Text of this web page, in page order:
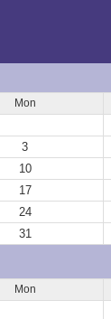
Mon
3
10
17
24
31
Mon